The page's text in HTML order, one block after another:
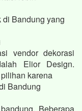
Bandung yang
vendor dekorasi
Elior Design.
karena
Bandung